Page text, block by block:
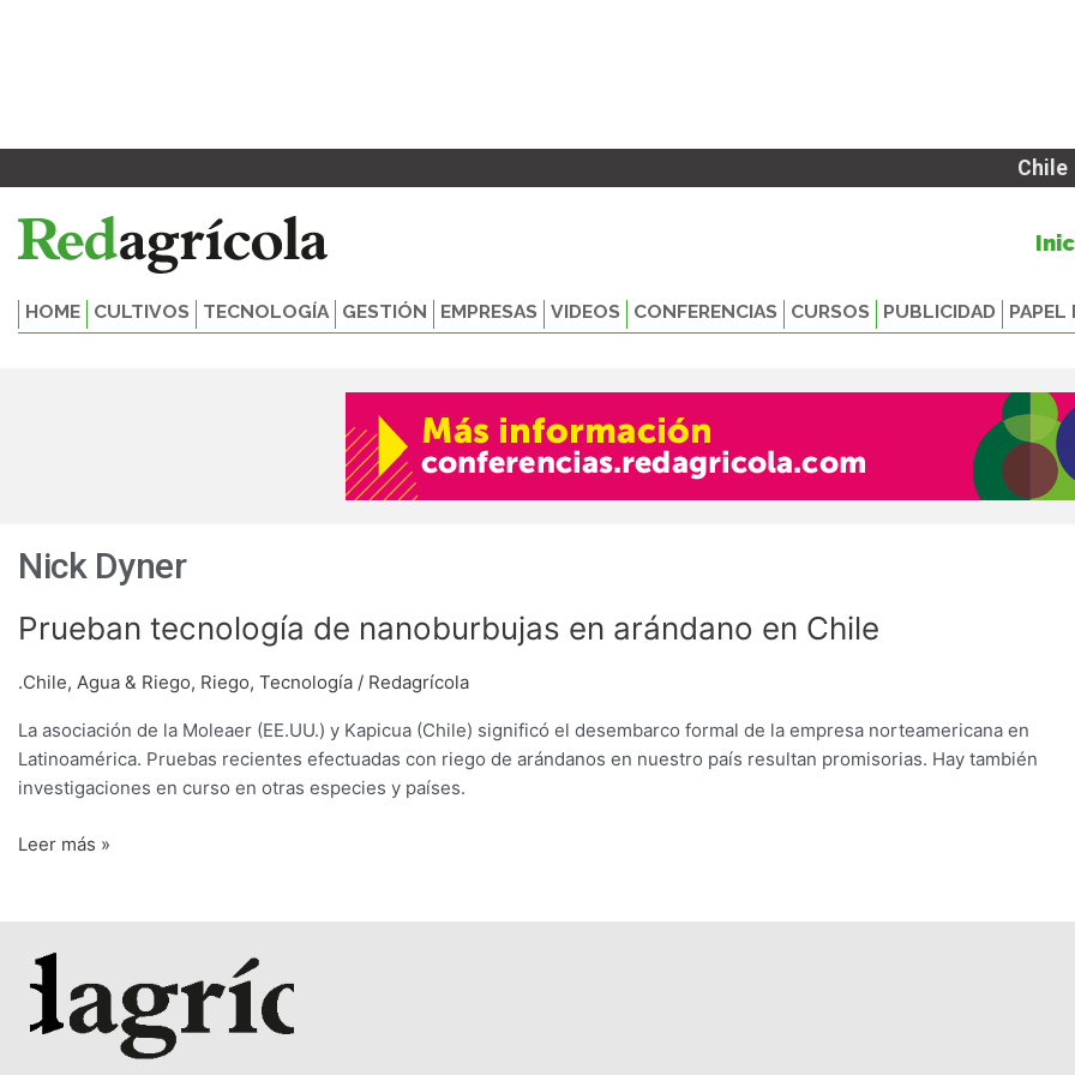
Chile
HOME CULTIVOS TECNOLOGÍA GESTIÓN EMPRESAS VIDEOS CONFERENCIAS CURSOS PUBLICIDAD PAPEL
Nick Dyner
Prueban tecnología de nanoburbujas en arándano en Chile
.Chile, Agua & Riego, Riego, Tecnología / Redagrícola
La asociación de la Moleaer (EE.UU.) y Kapicua (Chile) significó el desembarco formal de la empresa norteamericana en
Latinoamérica. Pruebas recientes efectuadas con riego de arándanos en nuestro país resultan promisorias. Hay también
investigaciones en curso en otras especies y países.
Prueban
de
en
arándano
en
Leer más »